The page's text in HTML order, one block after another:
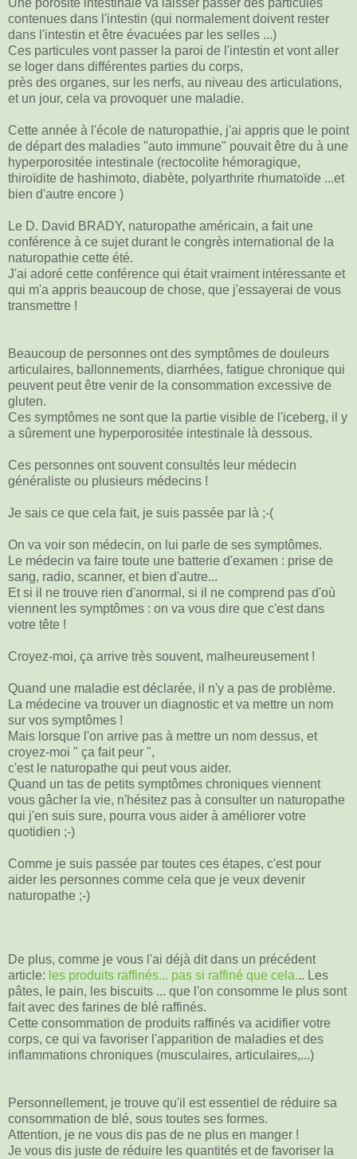
Une porosité intestinale va laisser passer des particules
contenues dans l'intestin (qui normalement doivent rester
dans l'intestin et être évacuées par les selles ...)
Ces particules vont passer la paroi de l'intestin et vont aller
se loger dans différentes parties du corps,
près des organes, sur les nerfs, au niveau des articulations,
et un jour, cela va provoquer une maladie.
Cette année à l'école de naturopathie, j'ai appris que le point
de départ des maladies "auto immune" pouvait être du à une
hyperporositée intestinale (rectocolite hémoragique,
thiroïdite de hashimoto, diabète, polyarthrite rhumatoïde ...et
bien d'autre encore )
Le D. David BRADY, naturopathe américain, a fait une
conférence à ce sujet durant le congrès international de la
naturopathie cette été.
J'ai adoré cette conférence qui était vraiment intéressante et
qui m'a appris beaucoup de chose, que j'essayerai de vous
transmettre !
Beaucoup de personnes ont des symptômes de douleurs
articulaires, ballonnements, diarrhées, fatigue chronique qui
peuvent peut être venir de la consommation excessive de
gluten.
Ces symptômes ne sont que la partie visible de l'iceberg, il y
a sûrement une hyperporositée intestinale là dessous.
Ces personnes ont souvent consultés leur médecin
généraliste ou plusieurs médecins !
Je sais ce que cela fait, je suis passée par là ;-(
On va voir son médecin, on lui parle de ses symptômes.
Le médecin va faire toute une batterie d'examen : prise de
sang, radio, scanner, et bien d'autre...
Et si il ne trouve rien d'anormal, si il ne comprend pas d'où
viennent les symptômes : on va vous dire que c'est dans
votre tête !
Croyez-moi, ça arrive très souvent, malheureusement !
Quand une maladie est déclarée, il n'y a pas de problème.
La médecine va trouver un diagnostic et va mettre un nom
sur vos symptômes !
Mais lorsque l'on arrive pas à mettre un nom dessus, et
croyez-moi " ça fait peur ",
c'est le naturopathe qui peut vous aider.
Quand un tas de petits symptômes chroniques viennent
vous gâcher la vie, n'hésitez pas à consulter un naturopathe
qui j'en suis sure, pourra vous aider à améliorer votre
quotidien ;-)
Comme je suis passée par toutes ces étapes, c'est pour
aider les personnes comme cela que je veux devenir
naturopathe ;-)
De plus, comme je vous l'ai déjà dit dans un précédent
article: les produits raffinés... pas si raffiné que cela... Les
pâtes, le pain, les biscuits ... que l'on consomme le plus sont
fait avec des farines de blé raffinés.
Cette consommation de produits raffinés va acidifier votre
corps, ce qui va favoriser l'apparition de maladies et des
inflammations chroniques (musculaires, articulaires,...)
Personnellement, je trouve qu'il est essentiel de réduire sa
consommation de blé, sous toutes ses formes.
Attention, je ne vous dis pas de ne plus en manger !
Je vous dis juste de réduire les quantités et de favoriser la